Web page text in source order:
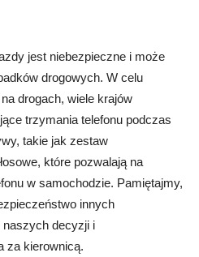
jest niebezpieczne i może
drogowych. W celu
drogach, wiele krajów
trzymania telefonu podczas
takie jak zestaw
które pozwalają na
w samochodzie. Pamiętajmy,
innych
decyzji i
za kierownicą.